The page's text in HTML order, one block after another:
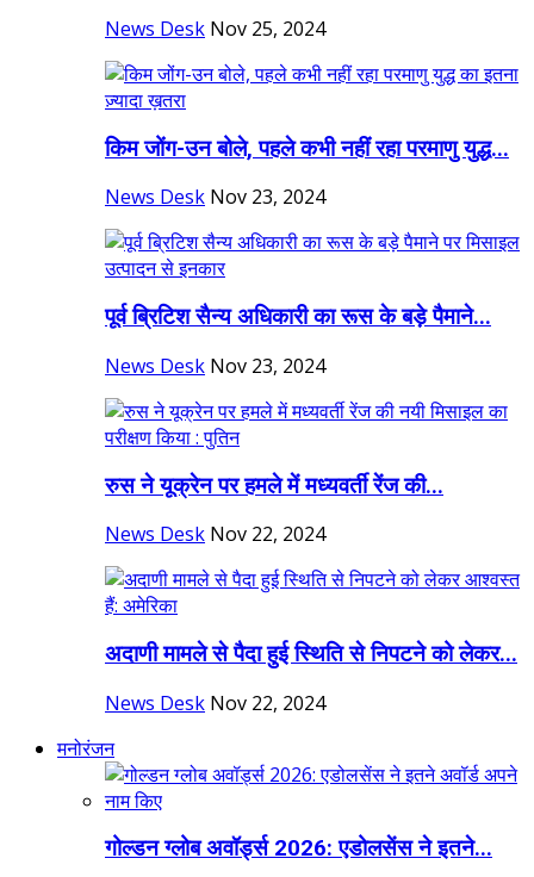
News Desk Nov 25, 2024
किम जोंग-उन बोले, पहले कभी नहीं रहा परमाणु युद्ध...
News Desk Nov 23, 2024
पूर्व ब्रिटिश सैन्य अधिकारी का रूस के बड़े पैमाने...
News Desk Nov 23, 2024
रुस ने यूक्रेन पर हमले में मध्यवर्ती रेंज की...
News Desk Nov 22, 2024
अदाणी मामले से पैदा हुई स्थिति से निपटने को लेकर...
News Desk Nov 22, 2024
मनोरंजन
गोल्डन ग्लोब अवॉर्ड्स 2026: एडोलसेंस ने इतने...